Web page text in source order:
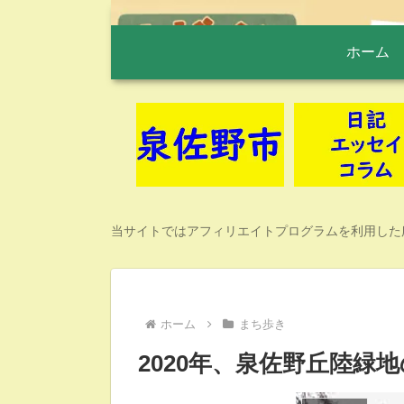
ホーム
当サイトではアフィリエイトプログラムを利用し
ホーム まち歩き
2020年、泉佐野丘陸緑